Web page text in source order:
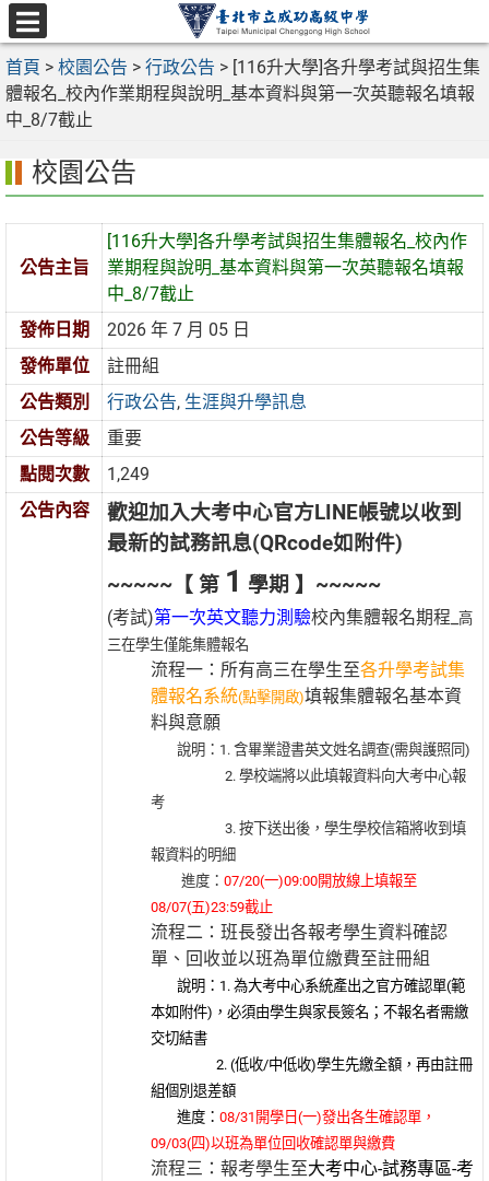
跳
至
主
要
內
選
單
首頁 > 校園公告 > 行政公告 > [116升大學]各升學考試與招生集
體報名_校內作業期程與說明_基本資料與第一次英聽報名填報
中_8/7截止
校園公告
公告主旨
[116升大學]各升學考試與招生集體報名_校內作
業期程與說明_基本資料與第一次英聽報名填報
中_8/7截止
發佈日期
2026 年 7 月 05 日
發佈單位
註冊組
公告類別
行政公告, 生涯與升學訊息
公告等級
重要
點閱次數
1,249
公告內容
歡迎加入大考中心官方LINE帳號以收到
最新的試務訊息(QRcode如附件)
~~~~~【 第 1 學期 】~~~~~
(考試)第一次英文聽力測驗校內集體報名期程_高
三在學生僅能集體報名
流程一：所有高三在學生至各升學考試集
體報名系統(點擊開啟)填報集體報名基本資
料與意願
說明：1. 含畢業證書英文姓名調查(需與護照同)
2. 學校端將以此填報資料向大考中心報
考
3. 按下送出後，學生學校信箱將收到填
報資料的明細
進度：07/20(一)09:00開放線上填報至
08/07(五)23:59截止
流程二：班長發出各報考學生資料確認
單、回收並以班為單位繳費至註冊組
說明：1. 為大考中心系統產出之官方確認單(範
本如附件)，必須由學生與家長簽名；不報名者需繳
交切結書
2. (低收/中低收)學生先繳全額，再由註冊
組個別退差額
進度：08/31開學日(一)發出各生確認單，
09/03(四)以班為單位回收確認單與繳費
流程三：報考學生至大考中心-試務專區-考